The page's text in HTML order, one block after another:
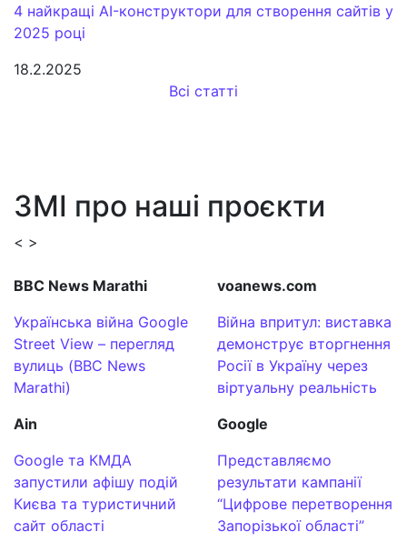
4 найкращі AI-конструктори для створення сайтів у
2025 році
18.2.2025
Всі статті
ЗМІ про наші проєкти
< >
BBC News Marathi
Українська війна Google
Street View – перегляд
вулиць (BBC News
Marathi)
voanews.com
Війна впритул: виставка
демонструє вторгнення
Росії в Україну через
віртуальну реальність
Ain
Google та КМДА
запустили афішу подій
Києва та туристичний
сайт області
Google
Представляємо
результати кампанії
“Цифрове перетворення
Запорізької області”